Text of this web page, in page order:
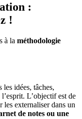
:
!
à la méthodologie
idées, tâches,
L’objectif est de
les externaliser dans un
de notes ou une